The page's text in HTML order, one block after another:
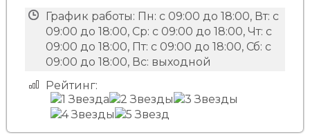
График работы: Пн: с 09:00 до 18:00, Вт: с
09:00 до 18:00, Ср: с 09:00 до 18:00, Чт: с
09:00 до 18:00, Пт: с 09:00 до 18:00, Сб: с
09:00 до 18:00, Вс: выходной
Рейтинг: